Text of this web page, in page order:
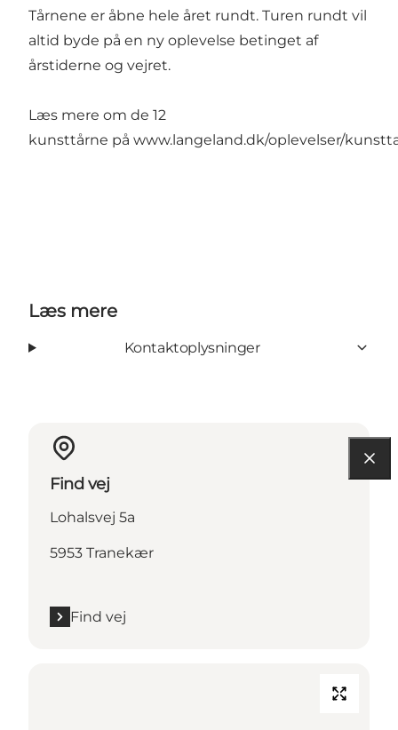
Tårnene er åbne hele året rundt. Turen rundt vil
altid byde på en ny oplevelse betinget af
årstiderne og vejret.
Læs mere om de 12
kunsttårne på www.langeland.dk/oplevelser/
Læs mere
Kontaktoplysninger
Find vej
Lohalsvej 5a
5953 Tranekær
Find vej